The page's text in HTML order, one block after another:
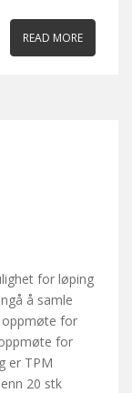
READ MORE
for løping
å samle
oppmøte for
for
er TPM
20 stk